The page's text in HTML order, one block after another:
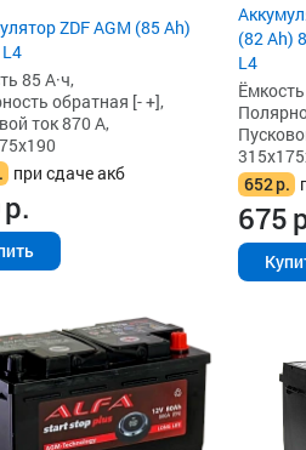
ZDF AGM (85 Ah)
85 А·ч,
обратная [- +],
ток 870 А,
при сдаче акб
р.
(82 Ah)
L4
652р.
675